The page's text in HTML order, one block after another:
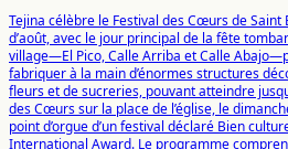
Tejina célèbre le Festival des Cœurs de
d’août, avec le jour principal de la fête
village—El Pico, Calle Arriba et Calle
fabriquer à la main d’énormes structures
fleurs et de sucreries, pouvant atteindre
des Cœurs sur la place de l’église, le
point d’orgue d’un festival déclaré Bien
International Award. Le programme